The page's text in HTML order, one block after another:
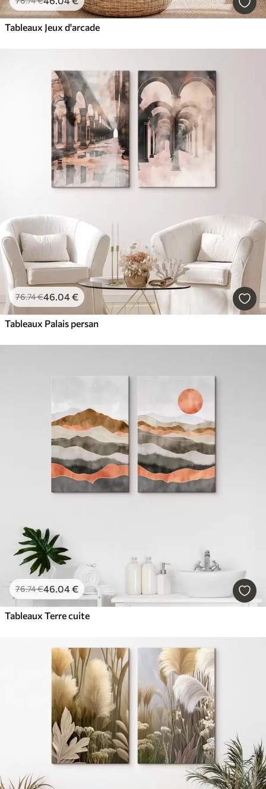
Tableaux Jeux d'arcade
76.74€46 .04€
Tableaux Palais persan
76.74€46.04€
Tableaux Terre cuite